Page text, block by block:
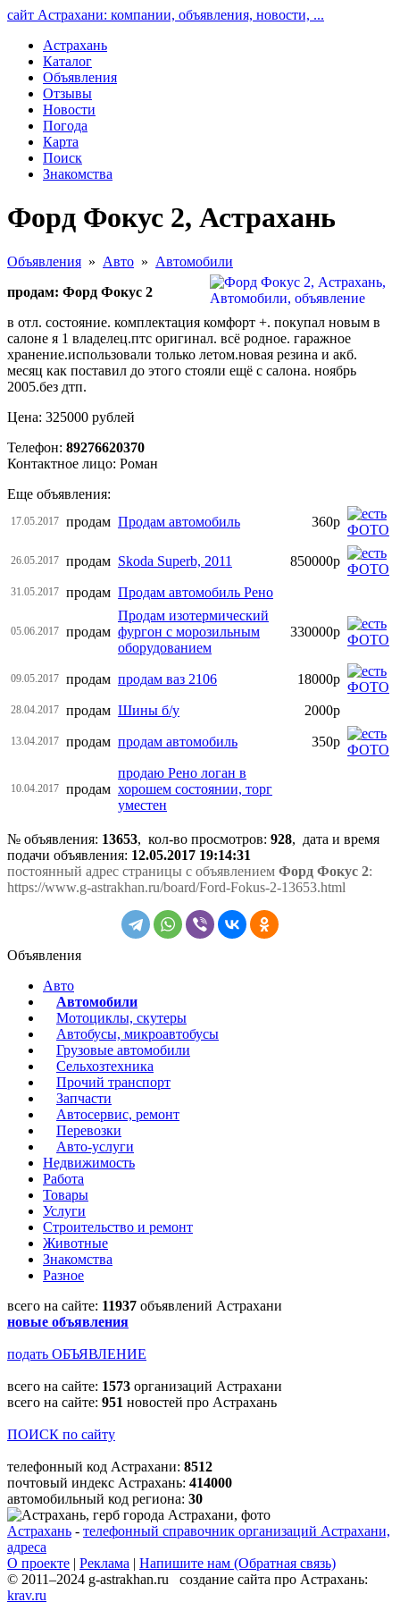
сайт Астрахани: компании, объявления, новости, ...
Астрахань
Каталог
Объявления
Отзывы
Новости
Погода
Карта
Поиск
Знакомства
Форд Фокус 2, Астрахань
Объявления » Авто » Автомобили
продам: Форд Фокус 2
в отл. состояние. комплектация комфорт +. покупал новым в
салоне я 1 владелец.птс оригинал. всё родное. гаражное
хранение.использовали только летом.новая резина и акб.
месяц как поставил до этого стояли ещё с салона. ноябрь
2005.без дтп.
Цена: 325000 рублей
Телефон: 89276620370
Контактное лицо: Роман
Еще объявления:
17.05.2017 продам Продам автомобиль 360р
26.05.2017 продам Skoda Superb, 2011 850000р
31.05.2017 продам Продам автомобиль Рено
05.06.2017 продам
Продам изотермический
фургон с морозильным
оборудованием
330000р
09.05.2017 продам продам ваз 2106 18000р
28.04.2017 продам Шины б/у 2000р
13.04.2017 продам продам автомобиль 350р
10.04.2017 продам
продаю Рено логан в
хорошем состоянии, торг
уместен
№ объявления: 13653, кол-во просмотров: 928, дата и время
подачи объявления: 12.05.2017 19:14:31
постоянный адрес страницы с объявлением Форд Фокус 2:
https://www.g-astrakhan.ru/board/Ford-Fokus-2-13653.html
Объявления
Авто
Автомобили
Мотоциклы, скутеры
Автобусы, микроавтобусы
Грузовые автомобили
Сельхозтехника
Прочий транспорт
Запчасти
Автосервис, ремонт
Перевозки
Авто-услуги
Недвижимость
Работа
Товары
Услуги
Строительство и ремонт
Животные
Знакомства
Разное
всего на сайте: 11937 объявлений Астрахани
новые объявления
подать ОБЪЯВЛЕНИЕ
всего на сайте: 1573 организаций Астрахани
всего на сайте: 951 новостей про Астрахань
ПОИСК по сайту
телефонный код Астрахани: 8512
почтовый индекс Астрахань: 414000
автомобильный код региона: 30
Астрахань - телефонный справочник организаций Астрахани,
адреса
О проекте | Реклама | Напишите нам (Обратная связь)
© 2011–2024 g-astrakhan.ru создание сайта про Астрахань:
krav.ru